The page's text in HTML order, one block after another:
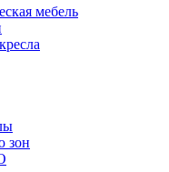
мебель
зон